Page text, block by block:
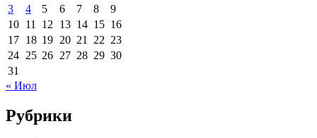
3
4 5 6 7 8
9
10 11 12 13 14 15 16
17 18 19 20 21 22 23
24 25 26 27 28 29 30
31
« Июл
Рубрики